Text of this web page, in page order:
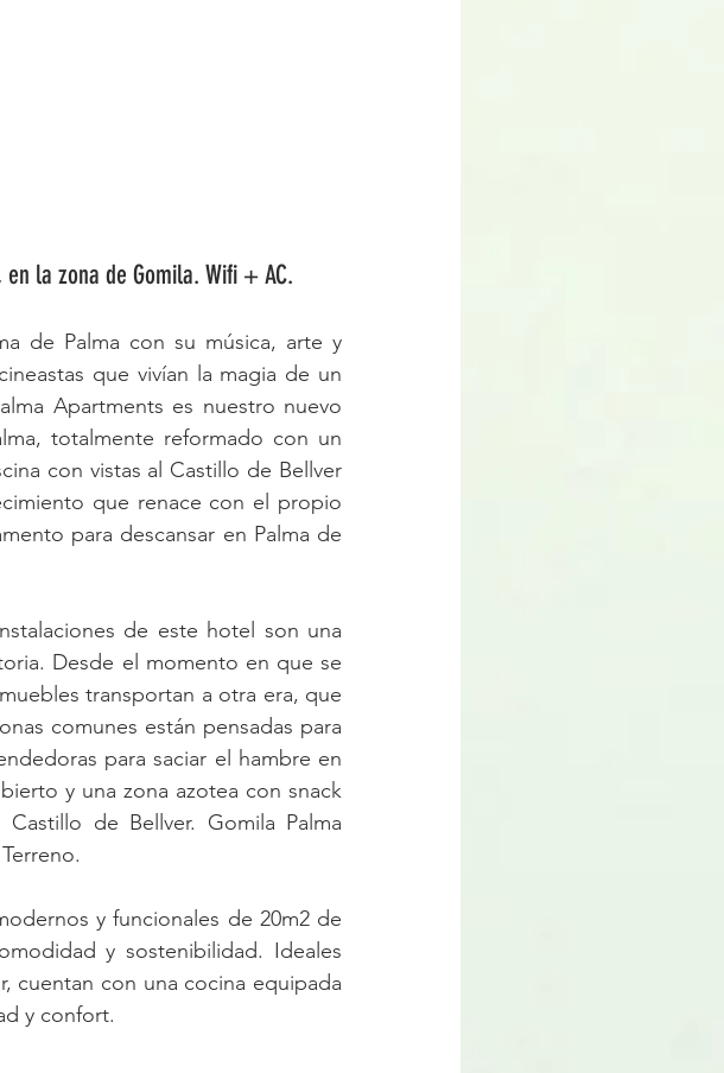
la zona de Gomila. Wifi + AC.
de Palma con su música, arte y
que vivían la magia de un
Apartments es nuestro nuevo
totalmente reformado con un
con vistas al Castillo de Bellver
que renace con el propio
para descansar en Palma de
de este hotel son una
Desde el momento en que se
transportan a otra era, que
comunes están pensadas para
para saciar el hambre en
y una zona azotea con snack
de Bellver. Gomila Palma
y funcionales de 20m2 de
y sostenibilidad. Ideales
cuentan con una cocina equipada
y confort.